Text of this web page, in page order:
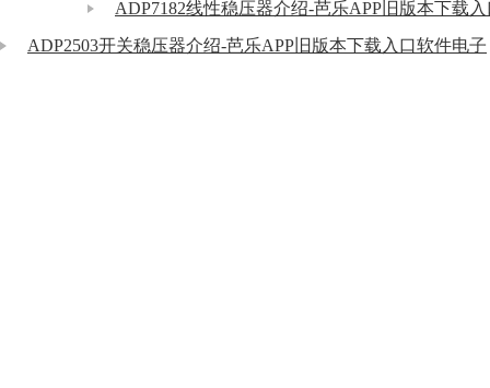
ADP7182线性稳压器介绍-芭乐APP旧版本下载
ADP2503开关稳压器介绍-芭乐APP旧版本下载入口软件电子